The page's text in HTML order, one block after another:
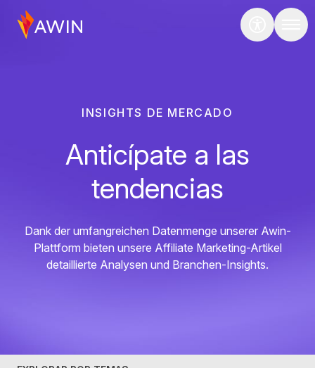
INSIGHTS DE MERCADO
Anticípate a las
tendencias
Dank der umfangreichen Datenmenge unserer Awin-
Plattform bieten unsere Affiliate Marketing-Artikel
detaillierte Analysen und Branchen-Insights.